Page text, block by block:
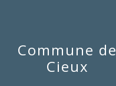
Commune de
Cieux